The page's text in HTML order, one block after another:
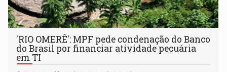
'RIO OMERÊ': MPF pede condenação do Banco
do Brasil por financiar atividade pecuária
em TI